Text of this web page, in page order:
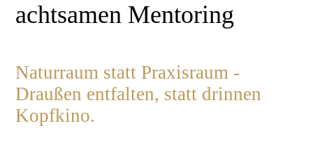
achtsamen Mentoring
Naturraum statt Praxisraum -
Draußen entfalten, statt drinnen
Kopfkino.